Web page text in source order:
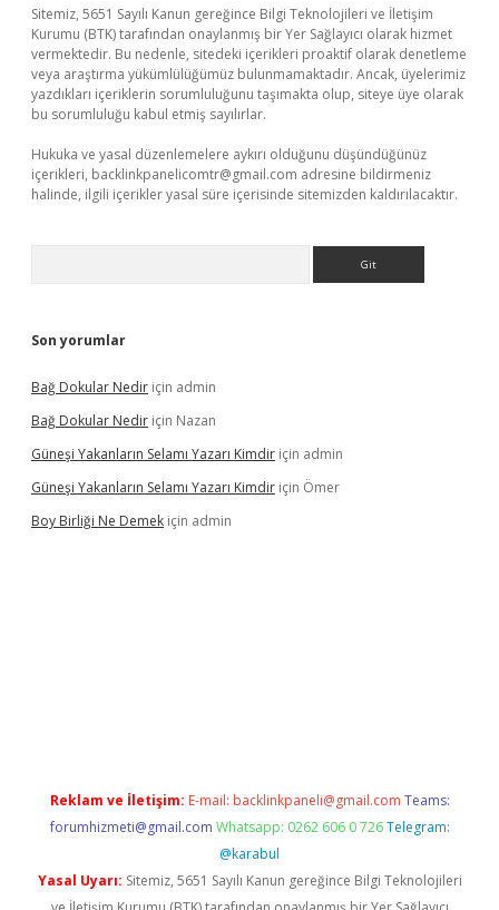
Sitemiz, 5651 Sayılı Kanun gereğince Bilgi Teknolojileri ve İletişim
Kurumu (BTK) tarafından onaylanmış bir Yer Sağlayıcı olarak hizmet
vermektedir. Bu nedenle, sitedeki içerikleri proaktif olarak denetleme
veya araştırma yükümlülüğümüz bulunmamaktadır. Ancak, üyelerimiz
yazdıkları içeriklerin sorumluluğunu taşımakta olup, siteye üye olarak
bu sorumluluğu kabul etmiş sayılırlar.
Hukuka ve yasal düzenlemelere aykırı olduğunu düşündüğünüz
içerikleri, backlinkpanelicomtr@gmail.com adresine bildirmeniz
halinde, ilgili içerikler yasal süre içerisinde sitemizden kaldırılacaktır.
Son yorumlar
Bağ Dokular Nedir için admin
Bağ Dokular Nedir için Nazan
Güneşi Yakanların Selamı Yazarı Kimdir için admin
Güneşi Yakanların Selamı Yazarı Kimdir için Ömer
Boy Birliği Ne Demek için admin
Reklam ve İletişim: E-mail: backlinkpaneli@gmail.com Teams:
forumhizmeti@gmail.com Whatsapp: 0262 606 0 726 Telegram:
@karabul
Yasal Uyarı: Sitemiz, 5651 Sayılı Kanun gereğince Bilgi Teknolojileri